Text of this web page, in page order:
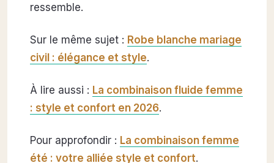
ressemble.
Sur le même sujet : Robe blanche mariage
civil : élégance et style.
À lire aussi : La combinaison fluide femme
: style et confort en 2026.
Pour approfondir : La combinaison femme
été : votre alliée style et confort.